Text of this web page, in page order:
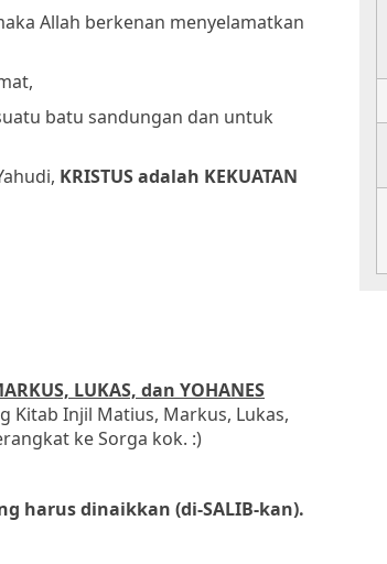
Allah berkenan menyelamatkan
batu sandungan dan untuk
KRISTUS adalah KEKUATAN
LUKAS, dan YOHANES
Injil Matius, Markus, Lukas,
ke Sorga kok. :)
harus dinaikkan (di-SALIB-kan).